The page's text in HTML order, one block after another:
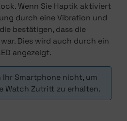
Wenn Sie Haptik aktiviert
durch eine Vibration und
bestätigen, dass die
Dies wird auch durch ein
angezeigt.
Ihr Smartphone nicht, um
Watch Zutritt zu erhalten.